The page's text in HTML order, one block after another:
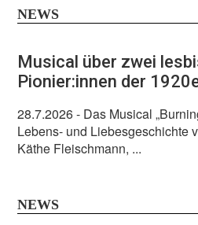
NEWS
Musical über zwei
Pionier:innen der
28.7.2026- Das Musical
Lebens- und Liebesgeschichte
Käthe Fleischmann, ...
NEWS